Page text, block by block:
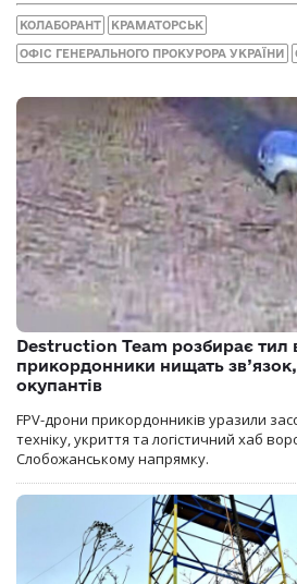
КОЛАБОРАНТ КРАМАТОРСЬК
ОФІС ГЕНЕРАЛЬНОГО ПРОКУРОРА УКРАЇНИ
Destruction Team розбирає тил
прикордонники нищать зв’язок,
окупантів
FPV-дрони прикордонників уразили
техніку, укриття та логістичний хаб
Слобожанському напрямку.